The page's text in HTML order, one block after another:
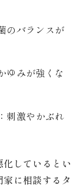
のバランスが
ゆみが強くな
：刺激やかぶれ
しているとい
に相談するタ